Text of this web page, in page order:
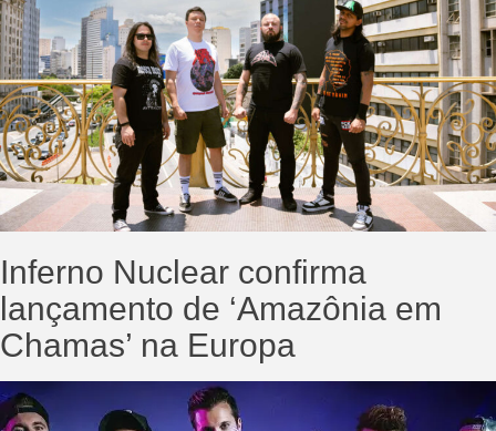
Inferno Nuclear confirma
lançamento de ‘Amazônia em
Chamas’ na Europa